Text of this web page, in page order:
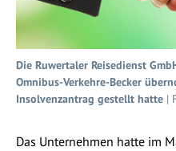
Die Ruwertaler Reisedienst
Omnibus-Verkehre-Becker
Insolvenzantrag gestellt hatte |
Das Unternehmen hatte im